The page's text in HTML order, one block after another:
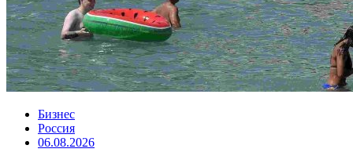
Бизнес
Россия
06.08.2026